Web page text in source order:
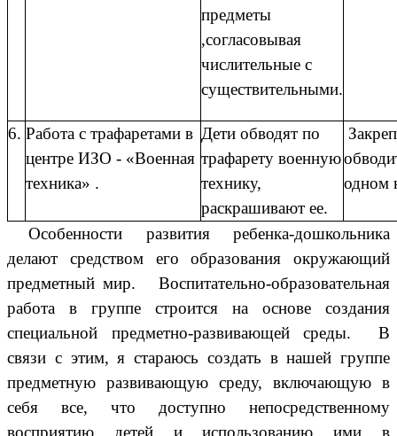
предметы
,согласовывая
числительные с
существительными.
6. Работа с трафаретами в
центре ИЗО - «Военная
техника» .
Дети обводят по
трафарету военную
технику,
раскрашивают ее.
одном
Особенности развития ребенка-дошкольника
делают средством его образования окружающий
предметный мир.
Воспитательно-образовательная
работа в группе строится на основе создания
специальной предметно-развивающей среды. В
связи с этим, я стараюсь создать в нашей группе
предметную развивающую среду, включающую в
себя все, что доступно непосредственному
восприятию детей и использованию ими в